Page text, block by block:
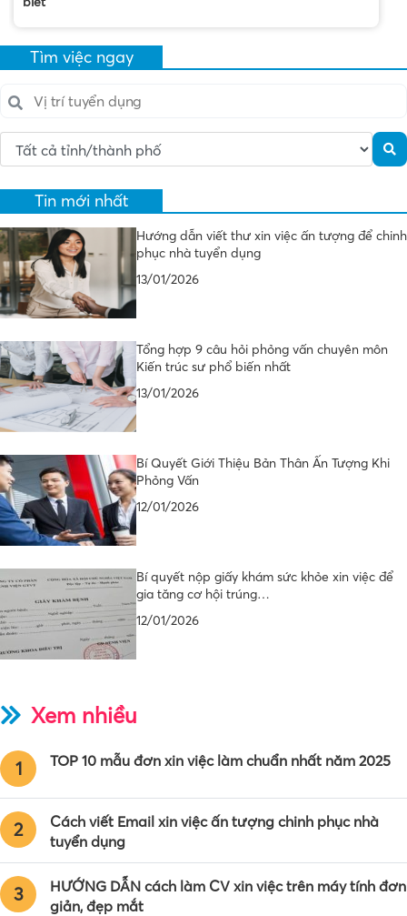
Tìm việc ngay
Tin mới nhất
Hướng dẫn viết thư xin việc ấn tượng để chinh
phục nhà tuyển dụng
13/01/2026
Tổng hợp 9 câu hỏi phỏng vấn chuyên môn
Kiến trúc sư phổ biến nhất
13/01/2026
Bí Quyết Giới Thiệu Bản Thân Ấn Tượng Khi
Phỏng Vấn
12/01/2026
Bí quyết nộp giấy khám sức khỏe xin việc để
gia tăng cơ hội trúng…
12/01/2026
Xem nhiều
1 TOP 10 mẫu đơn xin việc làm chuẩn nhất năm 2025
2
Cách viết Email xin việc ấn tượng chinh phục nhà
tuyển dụng
3
HƯỚNG DẪN cách làm CV xin việc trên máy tính đơn
giản, đẹp mắt